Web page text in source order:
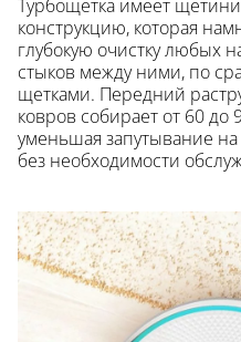
Турбощетка имеет
конструкцию, которая
глубокую очистку любых
стыков между ними, по
щетками. Передний
ковров собирает от 60 до
уменьшая запутывание
без необходимости